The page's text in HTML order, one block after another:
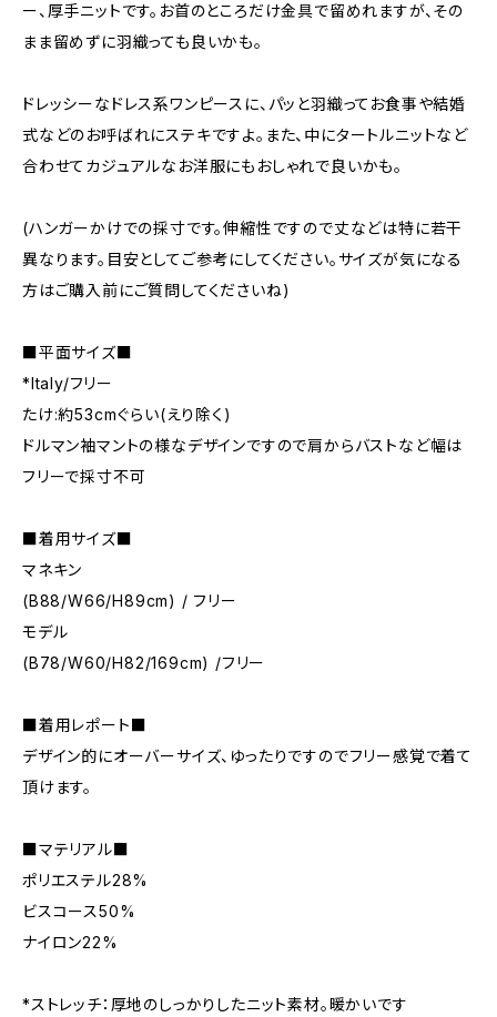
ー、厚手ニットです。お首のところだけ金具で留めれますが、その
まま留めずに羽織っても良いかも。
ドレッシーなドレス系ワンピースに、パッと羽織ってお食事や結婚
式などのお呼ばれにステキですよ。また、中にタートルニットなど
合わせてカジュアルなお洋服にもおしゃれで良いかも。
(ハンガーかけでの採寸です。伸縮性ですので丈などは特に若干
異なります。目安としてご参考にしてください。サイズが気になる
方はご購入前にご質問してくださいね)
■平面サイズ■
*Italy/フリー
たけ:約53cmぐらい(えり除く)
ドルマン袖マントの様なデザインですので肩からバストなど幅は
フリーで採寸不可
■着用サイズ■
マネキン
(B88/W66/H89cm) / フリー
モデル
(B78/W60/H82/169cm) /フリー
■着用レポート■
デザイン的にオーバーサイズ、ゆったりですのでフリー感覚で着て
頂けます。
■マテリアル■
ポリエステル28%
ビスコース50%
ナイロン22%
*ストレッチ：厚地のしっかりしたニット素材。暖かいです